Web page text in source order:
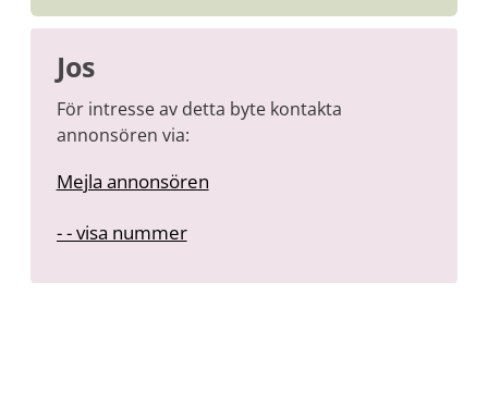
Jos
För intresse av detta byte kontakta
annonsören via:
Mejla annonsören
-
- - visa nummer